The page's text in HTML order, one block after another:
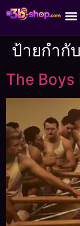
ป้ายกำกั
The